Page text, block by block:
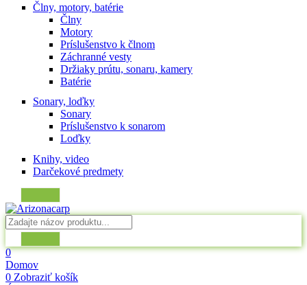
Člny, motory, batérie
Člny
Motory
Príslušenstvo k člnom
Záchranné vesty
Držiaky prútu, sonaru, kamery
Batérie
Sonary, loďky
Sonary
Príslušenstvo k sonarom
Loďky
Knihy, video
Darčekové predmety
0
Domov
0 Zobraziť košík